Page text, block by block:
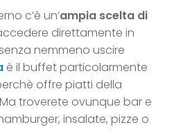
c’è un’ampia scelta di
direttamente in
nemmeno uscire
è il buffet particolarmente
offre piatti della
troverete ovunque bar e
insalate, pizze o